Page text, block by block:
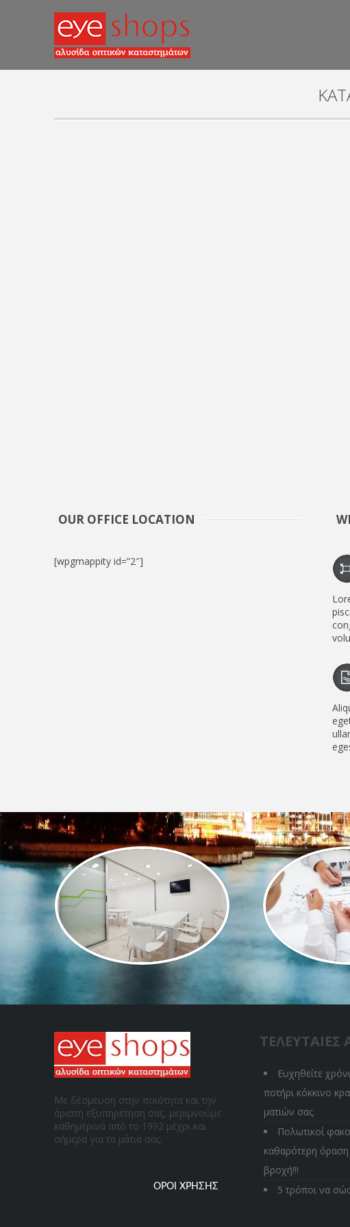
OUR OFFICE LOCATION
[wpgmappity id=”2″]
Με δέσμευση στην ποιότητα και την
άριστη εξυπηρέτηση σας, μεριμνούμε
καθημερινά από το 1992 μέχρι και
σήμερα για τα μάτια σας.
ΌΡΟΙ ΧΡΉΣΗΣ
ΤΕΛΕΥΤΑΙΕΣ
Ευχηθείτε
ποτήρι κόκκινο
ματιών σας.
Πολωτικοί
καθαρότερη όραση
βροχή!!!
5 τρόποι να